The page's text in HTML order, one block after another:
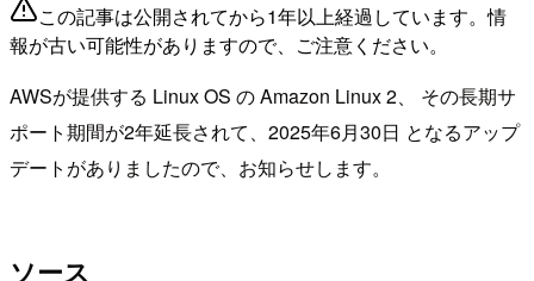
この記事は公開されてから1年以上経過しています。情
報が古い可能性がありますので、ご注意ください。
AWSが提供する Linux OS の Amazon Linux 2、 その長期サ
ポート期間が2年延長されて、2025年6月30日 となるアップ
デートがありましたので、お知らせします。
ソース